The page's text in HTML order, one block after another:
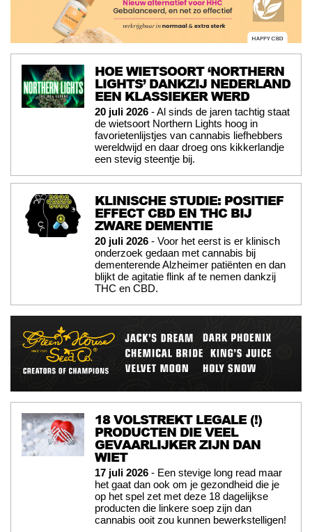
HOE WIETSOORT ‘NORTHERN
LIGHTS’ DANKZIJ NEDERLAND
EEN KLASSIEKER WERD
20 juli 2026 - Al sinds de jaren tachtig staat
de wietsoort Northern Lights hoog in
favorietenlijstjes van cannabis liefhebbers
wereldwijd en daar droeg ons kikkerlandje
een stevig steentje bij.
KLINISCHE STUDIE: POSITIEF
EFFECT CBD EN THC BIJ
ZWARE DEMENTIE
20 juli 2026 - Voor het eerst is er klinisch
onderzoek gedaan met cannabis bij
dementerende Alzheimer patiënten en dan
blijkt de agitatie flink af te nemen dankzij
THC en CBD.
18 VOLSTREKT LEGALE (!)
PRODUCTEN DIE VEEL
GEVAARLIJKER ZIJN DAN
WIET
17 juli 2026 - Een stevige long read maar
het gaat dan ook om je gezondheid die je
op het spel zet met deze 18 dagelijkse
producten die linkere soep zijn dan
cannabis ooit zou kunnen bewerkstelligen!